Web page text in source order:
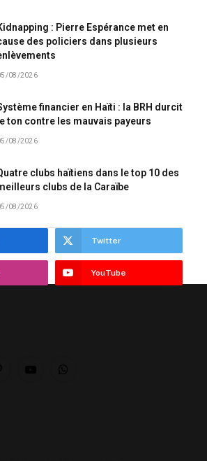
: Pierre Espérance met en
des policiers dans plusieurs
08/2026
financier en Haïti : la BRH durcit
le ton contre les mauvais payeurs
08/2026
clubs haïtiens dans le top 10 des
clubs de la Caraïbe
08/2026
Twitter
YouTube